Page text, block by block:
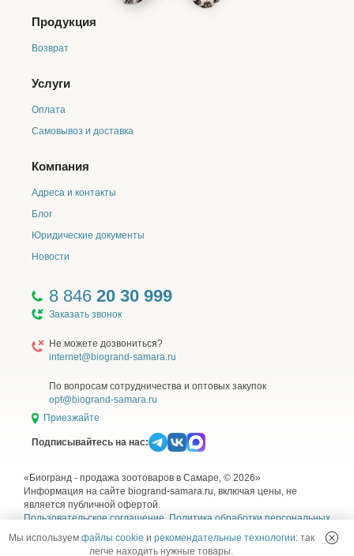
Продукция
Возврат
Услуги
Оплата
Самовывоз и доставка
Компания
Адреса и контакты
Блог
Юридические документы
Новости
8 846 20 30 999
Заказать звонок
Не можете дозвониться?
internet@biogrand-samara.ru
По вопросам сотрудничества и оптовых закупок
opt@biogrand-samara.ru
Приезжайте
Подписывайтесь на нас:
«Биогранд - продажа зоотоваров в Самаре, © 2026»
Информация на сайте biogrand-samara.ru, включая цены, не
является публичной офертой.
Пользовательское соглашение,Политика обработки персональных
Согласие на обработку персональных данных
использования рекомендательных технологий
Мы используем файлы cookie и рекомендательные технологии: так
легче находить нужные товары.